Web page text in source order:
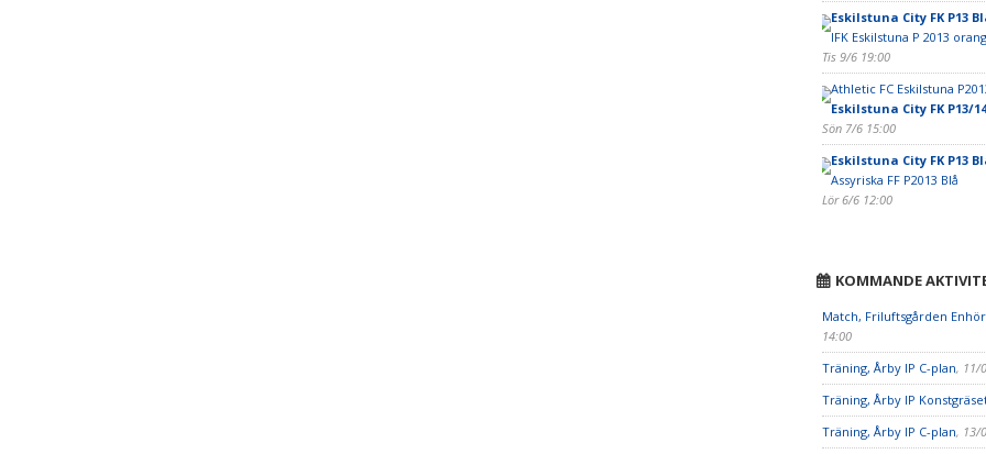
Eskilstuna City FK P13
IFK Eskilstuna P 2013
Tis 9/6 19:00
Athletic FC Eskilstuna
Eskilstuna City FK P13/14
Sön 7/6 15:00
Eskilstuna City FK P13
Assyriska FF P2013 Blå
Lör 6/6 12:00
KOMMANDE
Match, Friluftsgården
14:00
Träning, Årby IP C-plan, 11/
Träning, Årby IP
Träning, Årby IP C-plan, 13/